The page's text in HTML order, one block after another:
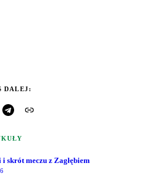
DALEJ:
skrót meczu z Zagłębiem